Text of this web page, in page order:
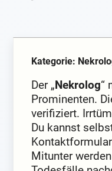
Kategorie:
Der „Nekrolog“
Prominenten.
verifiziert.
Du kannst
Mitunter